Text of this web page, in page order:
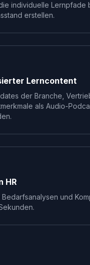
individuelle Lernpfade
erstellen.
Lerncontent
der Branche,
als Audio-
HR
und